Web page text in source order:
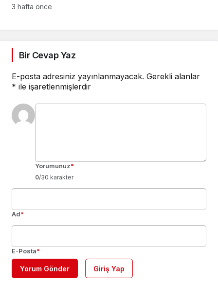
Kararı! İşte Yeni
3 hafta önce
Bir Cevap Yaz
E-posta adresiniz yayınlanmayacak. Gerekli alanlar
* ile işaretlenmişlerdir
Yorumunuz*
0/30 karakter
Ad*
E-Posta*
Yorum Gönder Giriş Yap